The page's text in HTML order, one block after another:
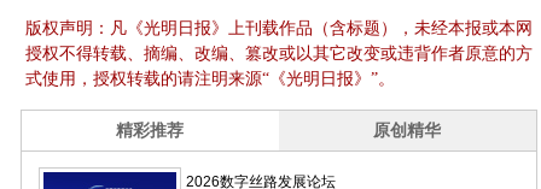
版权声明：凡《光明日报》上刊载作品（含标题），未经本报或本网
授权不得转载、摘编、改编、篡改或以其它改变或违背作者原意的方
式使用，授权转载的请注明来源“《光明日报》”。